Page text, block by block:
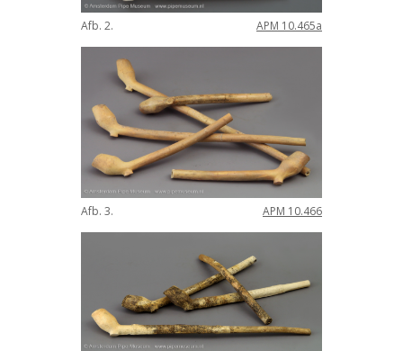
Afb. 2. APM 10.465a
Afb. 3. APM 10.466